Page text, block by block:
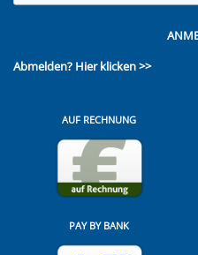
Abmelden? Hier klicken >>
AUF RECHNUNG
PAY BY BANK